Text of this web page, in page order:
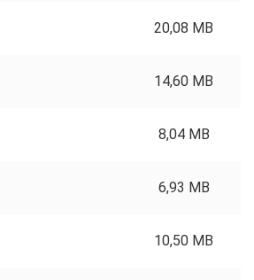
20,08 MB
14,60 MB
8,04 MB
6,93 MB
10,50 MB